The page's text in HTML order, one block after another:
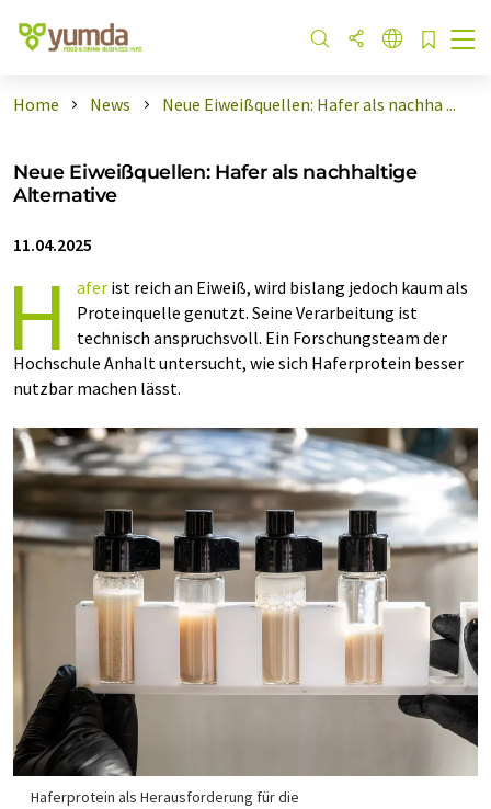
Home News Neue Eiweißquellen: Hafer als nachha ...
Neue Eiweißquellen: Hafer als nachhaltige
Alternative
11.04.2025
H afer ist reich an Eiweiß, wird bislang jedoch kaum als
Proteinquelle genutzt. Seine Verarbeitung ist
technisch anspruchsvoll. Ein Forschungsteam der
Hochschule Anhalt untersucht, wie sich Haferprotein besser
nutzbar machen lässt.
Haferprotein als Herausforderung für die